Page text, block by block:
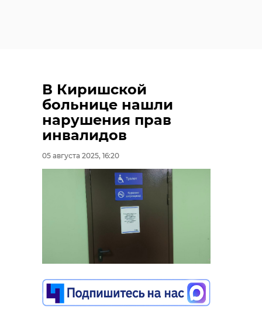
В Киришской
больнице нашли
нарушения прав
инвалидов
05 августа 2025, 16:20